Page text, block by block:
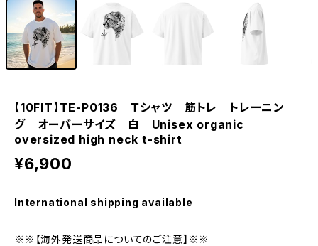
【10FIT】TE-P0136 Ｔシャツ 筋トレ トレーニン
グ オーバーサイズ 白 Unisex organic
oversized high neck t-shirt
¥6,900
International shipping available
※※【海外発送商品についてのご注意】※※